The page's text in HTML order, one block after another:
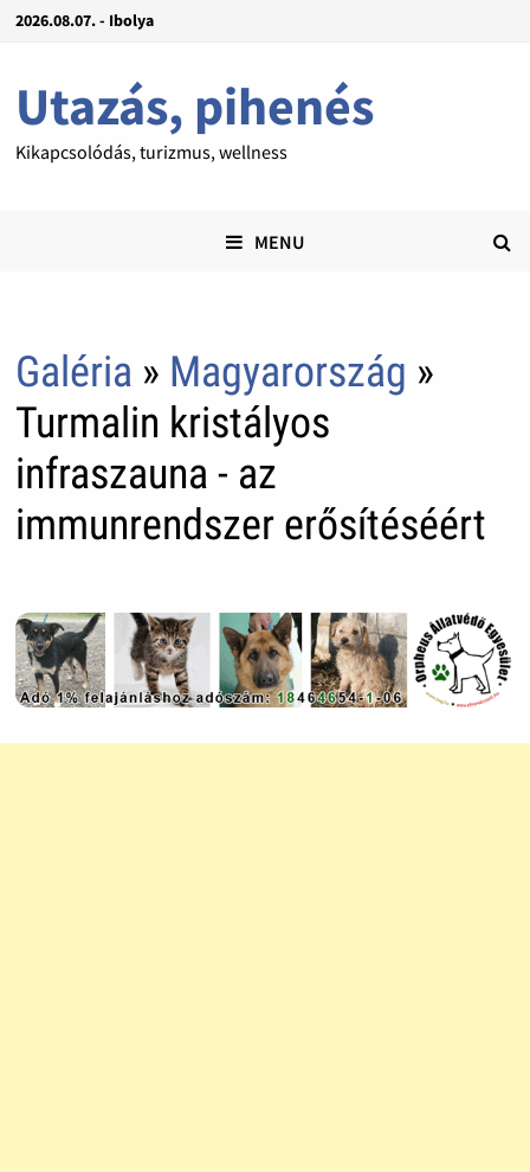
2026.08.07. - Ibolya
Utazás, pihenés
Kikapcsolódás, turizmus, wellness
MENU
Galéria » Magyarország »
Turmalin kristályos
infraszauna - az
immunrendszer erősítéséért